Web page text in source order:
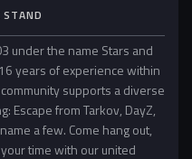
under the name Stars and
years of experience within
supports a diverse
Escape from Tarkov, DayZ,
a few. Come hang out,
time with our united